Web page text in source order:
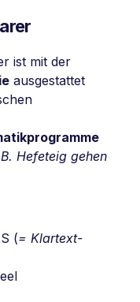
ist mit der
ausgestattet
Hefeteig gehen
(= Klartext-